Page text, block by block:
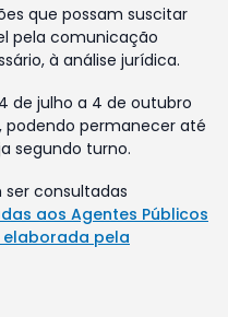
que possam suscitar
pela comunicação
à análise jurídica.
de julho a 4 de outubro
podendo permanecer até
segundo turno.
consultadas
aos Agentes Públicos
elaborada pela